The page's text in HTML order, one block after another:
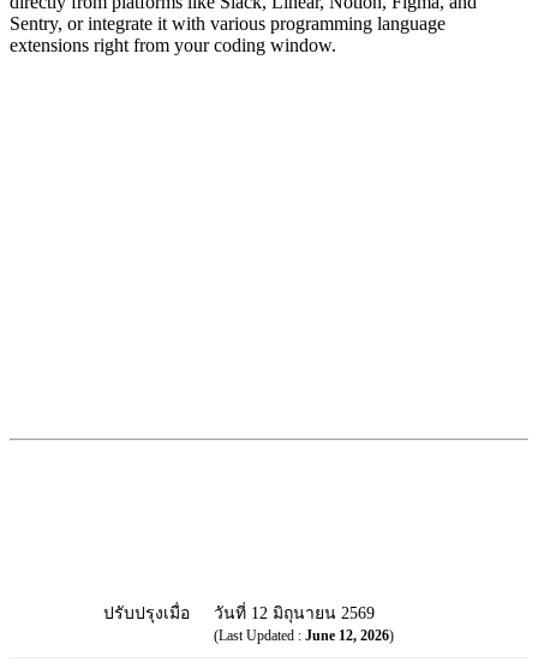
Sentry, or integrate it with various programming language
extensions right from your coding window.
ปรับปรุงเมื่อ วันที่ 12 มิถุนายน 2569
(Last Updated : June 12, 2026)